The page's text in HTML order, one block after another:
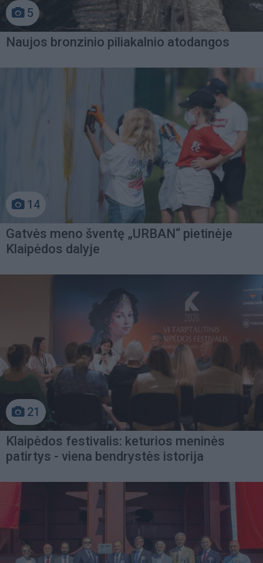
5
Naujos bronzinio piliakalnio atodangos
14
Gatvės meno šventę „URBAN“ pietinėje
Klaipėdos dalyje
21
Klaipėdos festivalis: keturios meninės
patirtys - viena bendrystės istorija